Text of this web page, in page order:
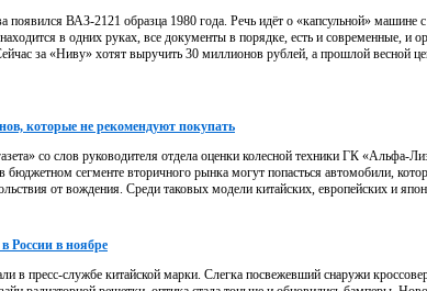
появился ВАЗ-2121 образца 1980 года. Речь идёт о «капсульной» машине
в одних руках, все документы в порядке, есть и современные, и
за «Ниву» хотят выручить 30 миллионов рублей, а прошлой весной
которые не рекомендуют покупать
со слов руководителя отдела оценки колесной техники ГК «Альфа-
сегменте вторичного рынка могут попасться автомобили,
от вождения. Среди таковых модели китайских, европейских и
России в ноябре
в пресс-службе китайской марки. Слегка посвежевший снаружи